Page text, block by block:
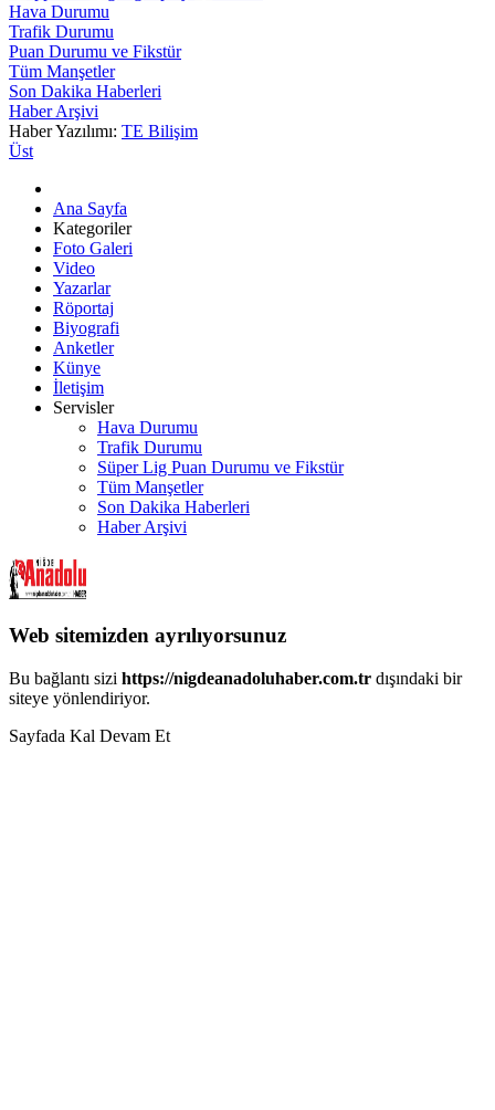
Hava Durumu
Trafik Durumu
Puan Durumu ve Fikstür
Tüm Manşetler
Son Dakika Haberleri
Haber Arşivi
Haber Yazılımı: TE Bilişim
Üst
Ana Sayfa
Kategoriler
Foto Galeri
Video
Yazarlar
Röportaj
Biyografi
Anketler
Künye
İletişim
Servisler
Hava Durumu
Trafik Durumu
Süper Lig Puan Durumu ve Fikstür
Tüm Manşetler
Son Dakika Haberleri
Haber Arşivi
Web sitemizden ayrılıyorsunuz
Bu bağlantı sizi https://nigdeanadoluhaber.com.tr dışındaki bir
siteye yönlendiriyor.
Sayfada Kal Devam Et